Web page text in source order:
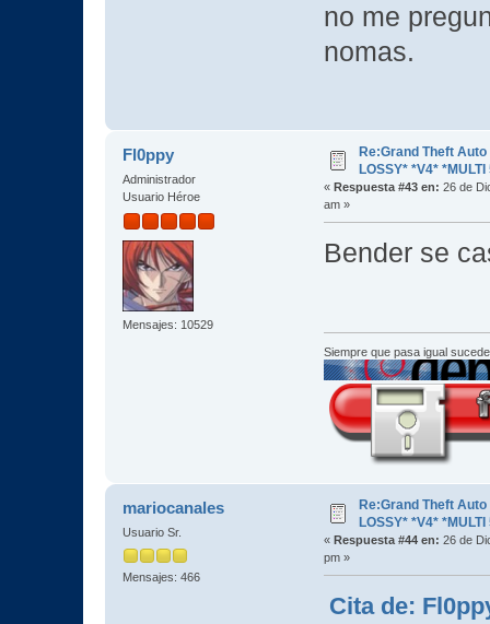
no me
nomas.
Fl0ppy
Administrador
Usuario Héroe
Mensajes: 10529
Re:Grand Theft
LOSSY* *V4*
« Respuesta #43 en: 26 de
am »
Bender se
Siempre que pasa igual
mariocanales
Usuario Sr.
Mensajes: 466
Re:Grand Theft
LOSSY* *V4*
« Respuesta #44 en: 26 de
pm »
Cita de: